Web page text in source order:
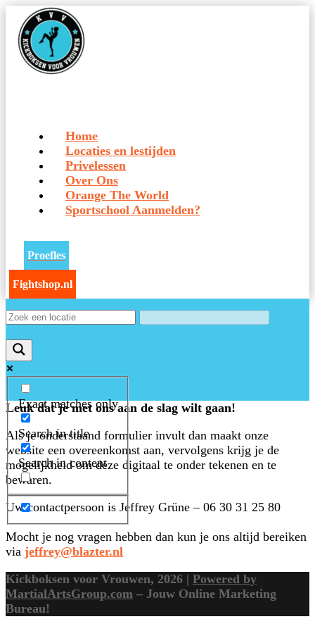
Home
Locaties en lestijden
Privelessen
Over Ons
Orange The World
Sportschool Aanmelden?
Proefles
Fightshop.nl
Exact matches only
Search in title
Search in content
Leuk dat je met ons aan de slag wilt gaan!
Als je onderstaand formulier invult dan maakt onze
website een overeenkomst aan, vervolgens krijg je de
mogelijkheid om deze digitaal te onder tekenen en te
bewaren.
Uw contactpersoon is Jeffrey Grüne – 06 30 31 25 80
Mocht je nog vragen hebben dan kun je ons altijd bereiken
via jeffrey@blazter.nl
Kickboksen voor Vrouwen, 2026 | Powered by
MartialArtsGroup.com – Jouw Online Marketing
Bureau!